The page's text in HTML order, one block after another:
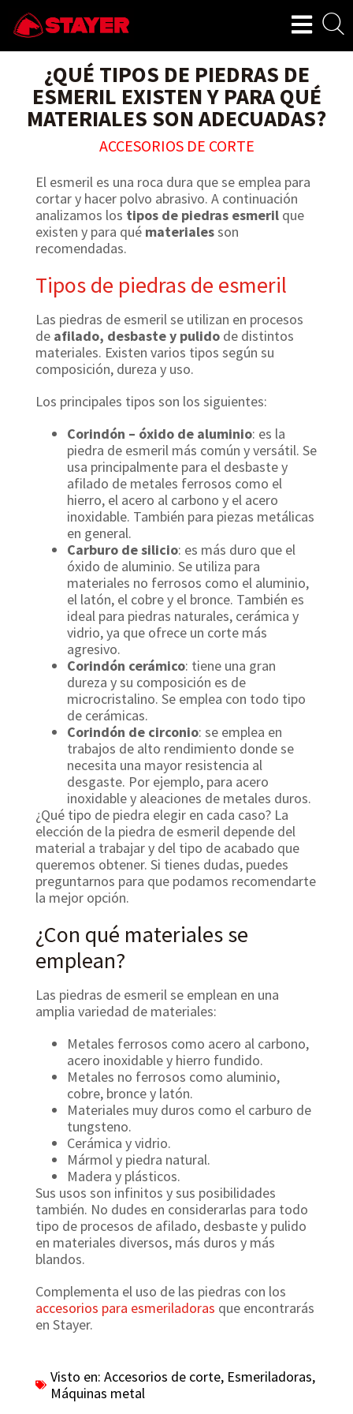
¿QUÉ TIPOS DE PIEDRAS DE
ESMERIL EXISTEN Y PARA QUÉ
MATERIALES SON ADECUADAS?
ACCESORIOS DE CORTE
El esmeril es una roca dura que se emplea para
cortar y hacer polvo abrasivo. A continuación
analizamos los tipos de piedras esmeril que
existen y para qué materialesson
recomendadas.
Tipos de piedras de esmeril
Las piedras de esmeril se utilizan en procesos
de afilado, desbaste y pulido de distintos
materiales. Existen varios tipos según su
composición, dureza y uso.
Los principales tipos son los siguientes:
Corindón – óxido de aluminio: es la
piedra de esmeril más común y versátil. Se
usa principalmente para el desbaste y
afilado de metales ferrosos como el
hierro, el acero al carbono y el acero
inoxidable. También para piezas metálicas
en general.
Carburo de silicio: es más duro que el
óxido de aluminio. Se utiliza para
materiales no ferrosos como el aluminio,
el latón, el cobre y el bronce. También es
ideal para piedras naturales, cerámica y
vidrio, ya que ofrece un corte más
agresivo.
Corindón cerámico: tiene una gran
dureza y su composición es de
microcristalino. Se emplea con todo tipo
de cerámicas.
Corindón de circonio: se emplea en
trabajos de alto rendimiento donde se
necesita una mayor resistencia al
desgaste. Por ejemplo, para acero
inoxidable y aleaciones de metales duros.
¿Qué tipo de piedra elegir en cada caso? La
elección de la piedra de esmeril depende del
material a trabajar y del tipo de acabado que
queremos obtener. Si tienes dudas, puedes
preguntarnos para que podamos recomendarte
la mejor opción.
¿Con qué materiales se
emplean?
Las piedras de esmeril se emplean en una
amplia variedad de materiales:
Metales ferrosos como acero al carbono,
acero inoxidable y hierro fundido.
Metales no ferrosos como aluminio,
cobre, bronce y latón.
Materiales muy duros como el carburo de
tungsteno.
Cerámica y vidrio.
Mármol y piedra natural.
Madera y plásticos.
Sus usos son infinitos y sus posibilidades
también. No dudes en considerarlas para todo
tipo de procesos de afilado, desbaste y pulido
en materiales diversos, más duros y más
blandos.
Complementa el uso de las piedras con los
accesorios para esmeriladoras que encontrarás
en Stayer.
Visto en: Accesorios de corte, Esmeriladoras,
Máquinas metal